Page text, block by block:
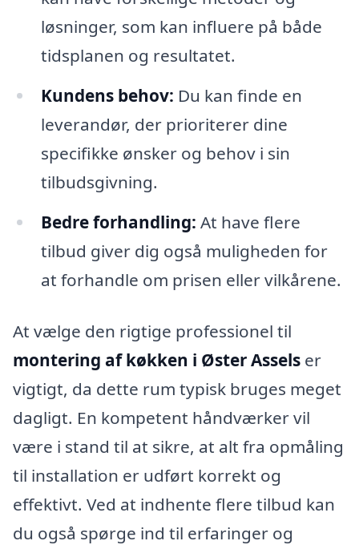
løsninger, som kan influere på både
tidsplanen og resultatet.
Kundens behov: Du kan finde en
leverandør, der prioriterer dine
specifikke ønsker og behov i sin
tilbudsgivning.
Bedre forhandling: At have flere
tilbud giver dig også muligheden for
at forhandle om prisen eller vilkårene.
At vælge den rigtige professionel til
montering af køkken i Øster Assels er
vigtigt, da dette rum typisk bruges meget
dagligt. En kompetent håndværker vil
være i stand til at sikre, at alt fra opmåling
til installation er udført korrekt og
effektivt. Ved at indhente flere tilbud kan
du også spørge ind til erfaringer og